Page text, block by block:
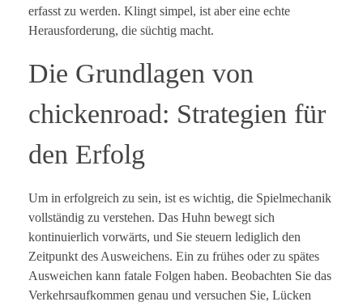
erfasst zu werden. Klingt simpel, ist aber eine echte
Herausforderung, die süchtig macht.
Die Grundlagen von
chickenroad: Strategien für
den Erfolg
Um in erfolgreich zu sein, ist es wichtig, die Spielmechanik
vollständig zu verstehen. Das Huhn bewegt sich
kontinuierlich vorwärts, und Sie steuern lediglich den
Zeitpunkt des Ausweichens. Ein zu frühes oder zu spätes
Ausweichen kann fatale Folgen haben. Beobachten Sie das
Verkehrsaufkommen genau und versuchen Sie, Lücken